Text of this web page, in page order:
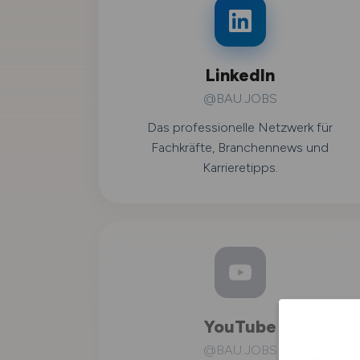
LinkedIn
@BAU.JOBS
Das professionelle Netzwerk für
Fachkräfte, Branchennews und
Karrieretipps.
YouTube
@BAU.JOBS